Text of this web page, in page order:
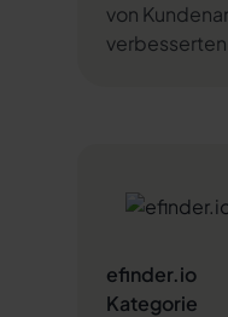
von
efinder.io
Kategorie